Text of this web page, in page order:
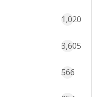
1,020
3,605
566